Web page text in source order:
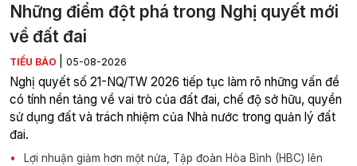
Những điểm đột phá trong Nghị quyết mới
về đất đai
TIỂU BẢO 05-08-2026
Nghị quyết số 21-NQ/TW 2026 tiếp tục làm rõ những vấn đề
có tính nền tảng về vai trò của đất đai, chế độ sở hữu, quyền
sử dụng đất và trách nhiệm của Nhà nước trong quản lý đất
đai.
Lợi nhuận giảm hơn một nửa, Tập đoàn Hòa Bình (HBC) lên